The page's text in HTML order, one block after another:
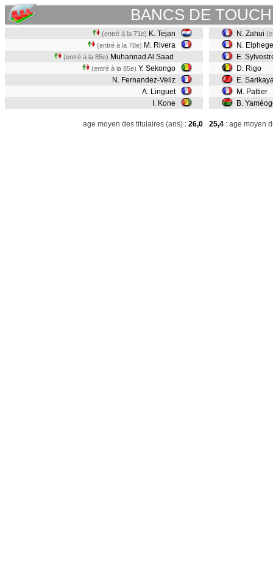
BANCS DE
(entré à la 71e) K. Tejan
(entré à la 78e) M. Rivera
(entré à la 85e) Muhannad Al Saad
(entré à la 85e) Y. Sekongo
N. Fernandez-Veliz
A. Linguet
I. Kone
N. Zahui
N.
E.
D. Rigo
E.
M. Pattier
B.
age moyen des titulaires (ans) : 26,0 25,4 : age moyen